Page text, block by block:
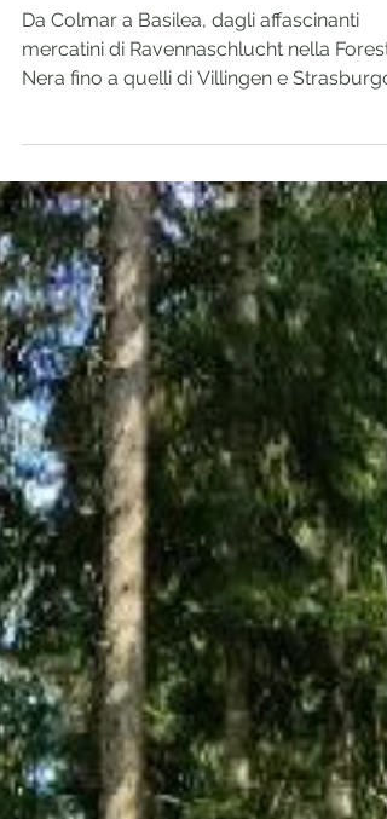
Mercatini di Natale in Europa:
Tour tra Germania, Francia e
Svizzera
Nera fino a quelli di Villingen e Strasburgo